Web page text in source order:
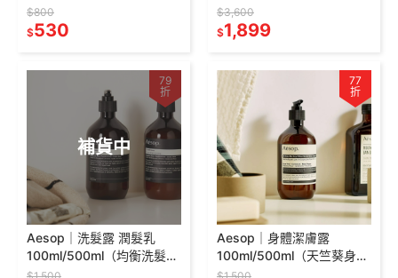
浴油 35ml 護手霜 10ml
$800
$530
臉部保濕乳液 臉部乳液
$3,600
$1,899
補貨中
79
折
Aesop｜洗髮露 潤髮乳
100ml/500ml（均衡洗髮
露、增量豐盈洗髮露）
77
折
Aesop｜身體潔膚露
100ml/500ml（天竺葵身體
潔膚露、玫瑰的名字身體潔